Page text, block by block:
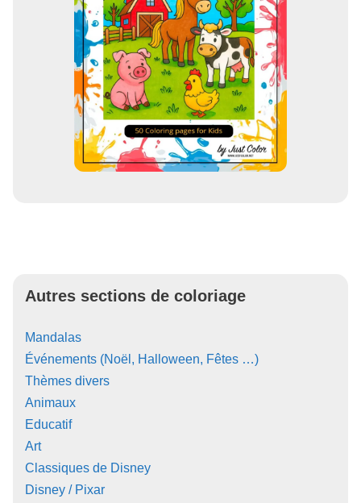
Autres sections de coloriage
Mandalas
Événements (Noël, Halloween, Fêtes …)
Thèmes divers
Animaux
Educatif
Art
Classiques de Disney
Disney / Pixar